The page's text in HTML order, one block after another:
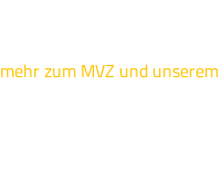
mehr zum MVZ und unserem